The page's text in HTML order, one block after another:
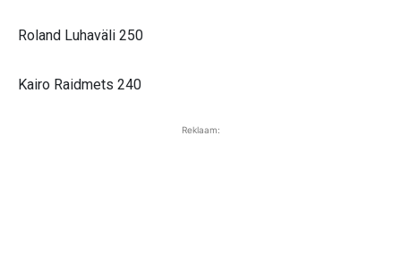
Roland Luhaväli 250
Kairo Raidmets 240
Reklaam: